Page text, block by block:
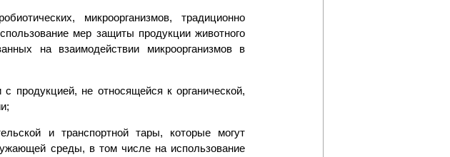
микроорганизмов, традиционно
мер защиты продукции животного
на взаимодействии микроорганизмов в
продукцией, не относящейся к органической,
и транспортной тары, которые могут
среды, в том числе на использование